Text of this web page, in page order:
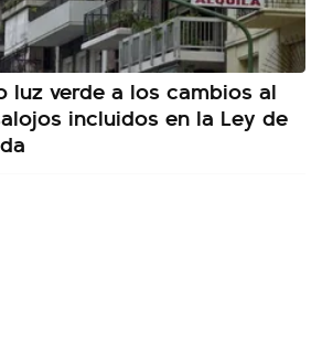
luz verde a los cambios al
incluidos en la Ley de